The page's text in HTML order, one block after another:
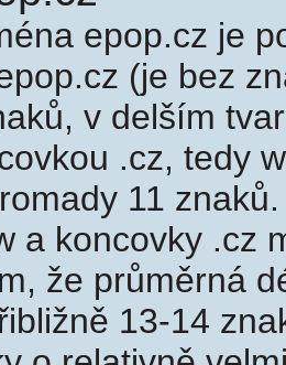
epop.cz je
(je bez
v delším
.cz, tedy
11
a koncovky .cz
že průměrná
13-14